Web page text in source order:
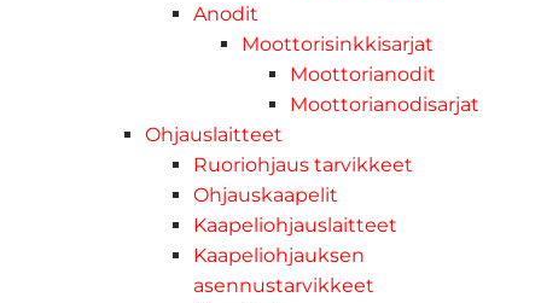
Anodit
Moottorisinkkisarjat
Moottorianodit
Moottorianodisarjat
Ohjauslaitteet
Ruoriohjaus tarvikkeet
Ohjauskaapelit
Kaapeliohjauslaitteet
Kaapeliohjauksen
asennustarvikkeet